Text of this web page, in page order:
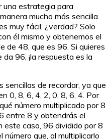
una estrategia para
mucho más sencilla.
muy fácil, ¿verdad? Solo
él mismo y obtenemos el
de 48, que es 96. Si quieres
96, ¡la respuesta es la
sencillas de recordar, ya que
0, 8, 6, 4, 2, 0, 8, 6, 4. Por
número multiplicado por 8
entre 8 y obtendrás el
este caso, 96 dividido por 8
que, al multiplicarlo